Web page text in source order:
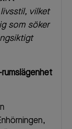
vilket
som söker